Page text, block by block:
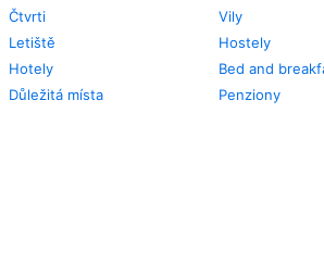
Čtvrti
Letiště
Hotely
Důležitá místa
Vily
Hostely
Bed and
Penziony